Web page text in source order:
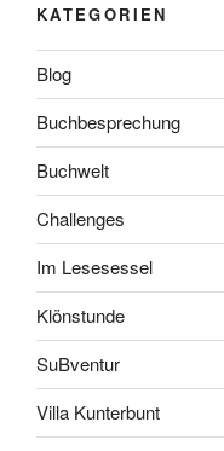
KATEGORIEN
Blog
Buchbesprechung
Buchwelt
Challenges
Im Lesesessel
Klönstunde
SuBventur
Villa Kunterbunt